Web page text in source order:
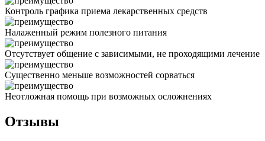
Контроль графика приема лекарственных средств
Налаженный режим полезного питания
Отсутствует общение с зависимыми, не проходящими лечение
Существенно меньше возможностей сорваться
Неотложная помощь при возможных осложнениях
Отзывы